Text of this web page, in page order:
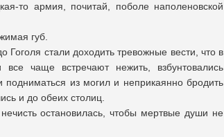
то армия, почитай, поболе наполеновской
губ.
стали доходить тревожные вести, что в
чаще встречают нежить, взбунтовались
из могил и неприкаянно бродить
и до обеих столиц.
остановилась, чтобы мертвые души не